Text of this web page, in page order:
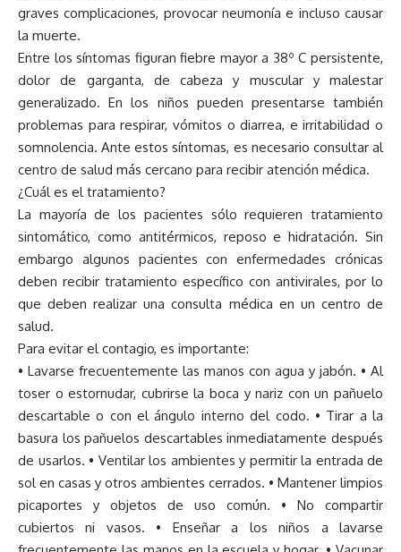
graves complicaciones, provocar neumonía e incluso causar
la muerte.
Entre los síntomas figuran fiebre mayor a 38º C persistente,
dolor de garganta, de cabeza y muscular y malestar
generalizado. En los niños pueden presentarse también
problemas para respirar, vómitos o diarrea, e irritabilidad o
somnolencia. Ante estos síntomas, es necesario consultar al
centro de salud más cercano para recibir atención médica.
¿Cuál es el tratamiento?
La mayoría de los pacientes sólo requieren tratamiento
sintomático, como antitérmicos, reposo e hidratación. Sin
embargo algunos pacientes con enfermedades crónicas
deben recibir tratamiento específico con antivirales, por lo
que deben realizar una consulta médica en un centro de
salud.
Para evitar el contagio, es importante:
• Lavarse frecuentemente las manos con agua y jabón. • Al
toser o estornudar, cubrirse la boca y nariz con un pañuelo
descartable o con el ángulo interno del codo. • Tirar a la
basura los pañuelos descartables inmediatamente después
de usarlos. • Ventilar los ambientes y permitir la entrada de
sol en casas y otros ambientes cerrados. • Mantener limpios
picaportes y objetos de uso común. • No compartir
cubiertos ni vasos. • Enseñar a los niños a lavarse